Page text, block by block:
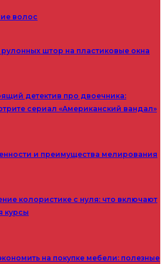
волос
штор на пластиковые окна
детектив про двоечника:
сериал «Американский вандал»
и преимущества мелирования
колористике с нуля: что включают
курсы
на покупке мебели: полезные